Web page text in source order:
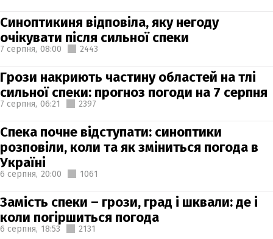
Синоптикиня відповіла, яку негоду
очікувати після сильної спеки
7 серпня, 08:00 2443
Грози накриють частину областей на тлі
сильної спеки: прогноз погоди на 7 серпня
7 серпня, 06:21 2397
Спека почне відступати: синоптики
розповіли, коли та як зміниться погода в
Україні
6 серпня, 20:00 1061
Замість спеки – грози, град і шквали: де і
коли погіршиться погода
6 серпня, 18:53 2131